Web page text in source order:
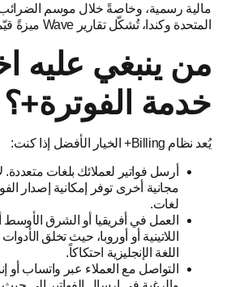
مالية رسمية، وخاصةً خلال موسم الضرائب
المتحدة وكندا، تُشكّل تقارير Wave ميزةً قيّمة.
من ينبغي عليه
خدمة الفوترة+؟
يُعد نظام Billing+ الخيار الأفضل إذا كنت:
أرسل فواتير لعملائك بلغات متعددة.
مجانية أخرى توفر إمكانية إصدار
لغات.
العمل في أفريقيا أو الشرق الأوسط
اللاتينية أو أوروبا، حيث تخلق
اللغة الإنجليزية احتكاكاً.
التواصل مع العملاء عبر واتساب أو